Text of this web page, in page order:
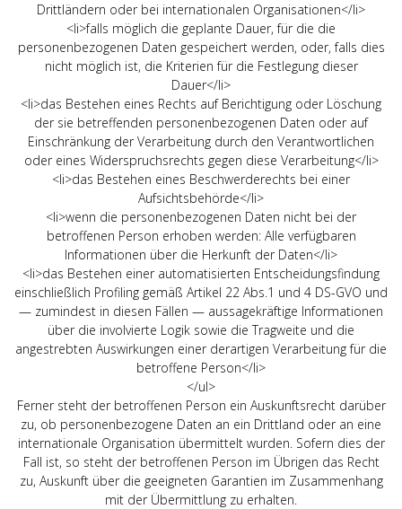
Drittländern oder bei internationalen Organisationen</li>
<li>falls möglich die geplante Dauer, für die die
personenbezogenen Daten gespeichert werden, oder, falls dies
nicht möglich ist, die Kriterien für die Festlegung dieser
Dauer</li>
<li>das Bestehen eines Rechts auf Berichtigung oder Löschung
der sie betreffenden personenbezogenen Daten oder auf
Einschränkung der Verarbeitung durch den Verantwortlichen
oder eines Widerspruchsrechts gegen diese Verarbeitung</li>
<li>das Bestehen eines Beschwerderechts bei einer
Aufsichtsbehörde</li>
<li>wenn die personenbezogenen Daten nicht bei der
betroffenen Person erhoben werden: Alle verfügbaren
Informationen über die Herkunft der Daten</li>
<li>das Bestehen einer automatisierten Entscheidungsfindung
einschließlich Profiling gemäß Artikel 22 Abs.1 und 4 DS-GVO und
— zumindest in diesen Fällen — aussagekräftige Informationen
über die involvierte Logik sowie die Tragweite und die
angestrebten Auswirkungen einer derartigen Verarbeitung für die
betroffene Person</li>
</ul>
Ferner steht der betroffenen Person ein Auskunftsrecht darüber
zu, ob personenbezogene Daten an ein Drittland oder an eine
internationale Organisation übermittelt wurden. Sofern dies der
Fall ist, so steht der betroffenen Person im Übrigen das Recht
zu, Auskunft über die geeigneten Garantien im Zusammenhang
mit der Übermittlung zu erhalten.